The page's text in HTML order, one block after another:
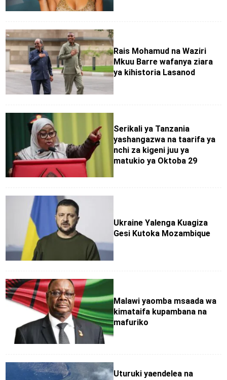
Rais Mohamud na Waziri
Mkuu Barre wafanya ziara
ya kihistoria Lasanod
Serikali ya Tanzania
yashangazwa na taarifa ya
nchi za kigeni juu ya
matukio ya Oktoba 29
Ukraine Yalenga Kuagiza
Gesi Kutoka Mozambique
Malawi yaomba msaada wa
kimataifa kupambana na
mafuriko
Uturuki yaendelea na